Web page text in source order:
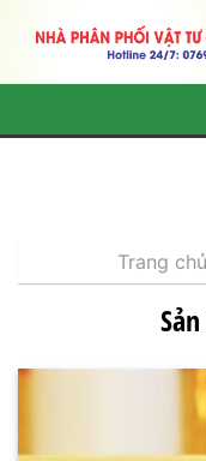
Trang chủ